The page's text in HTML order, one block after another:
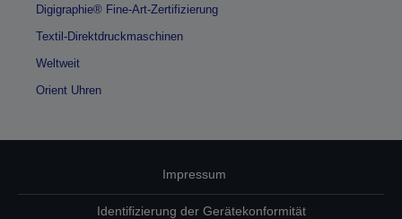
Digigraphie® Fine-Art-Zertifizierung
Textil-Direktdruckmaschinen
Weltweit
Orient Uhren
Impressum
Identifizierung der Gerätekonformität